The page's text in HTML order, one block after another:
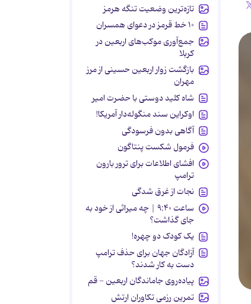
تازه‌ترین وضعیت تنگه هرمز
۱۰ خط قرمز در دعوای همسران
جمع‌آوری موکب‌های اربعین در
کربلا
بازگشت زوار اربعین حسینی از مرز
مهران
شاه کلید دوستی با حضرت امیر
اوکراین سند منگوله‌دار آمریکا!
آگاهی بدون فرسودگی
فرمول شکست پنتاگون
افشای اطلاعات برای ترور بارون
ترامپ
نجات از غرق شدگی
ساعت ۹:۴۰ | چه میراثی از خود به
جای گذاشت؟
یک کودک دو چهره!
آزادگان جهان برای حذف ترامپ
دست به کار شدند؟
پیاده‌روی جاماندگان اربعین - قم
تمرین رزمی تکاوران ارتش